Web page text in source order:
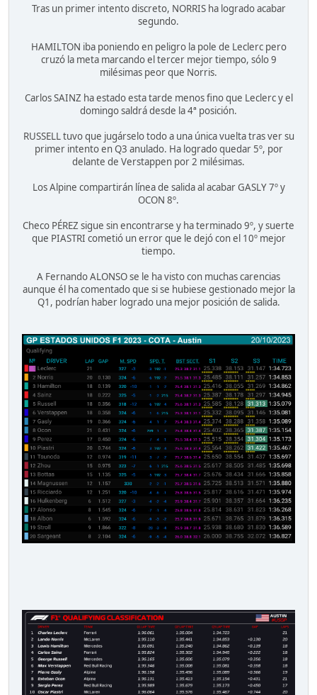
Tras un primer intento discreto, NORRIS ha logrado acabar
segundo.
HAMILTON iba poniendo en peligro la pole de Leclerc pero
cruzó la meta marcando el tercer mejor tiempo, sólo 9
milésimas peor que Norris.
Carlos SAINZ ha estado esta tarde menos fino que Leclerc y el
domingo saldrá desde la 4ª posición.
RUSSELL tuvo que jugárselo todo a una única vuelta tras ver su
primer intento en Q3 anulado. Ha logrado quedar 5º, por
delante de Verstappen por 2 milésimas.
Los Alpine compartirán línea de salida al acabar GASLY 7º y
OCON 8º.
Checo PÉREZ sigue sin encontrarse y ha terminado 9º, y suerte
que PIASTRI cometió un error que le dejó con el 10º mejor
tiempo.
A Fernando ALONSO se le ha visto con muchas carencias
aunque él ha comentado que si se hubiese gestionado mejor la
Q1, podrían haber logrado una mejor posición de salida.